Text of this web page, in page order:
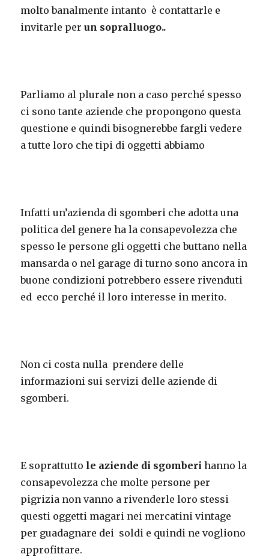
molto banalmente intanto è contattarle e
invitarle perun sopralluogo..
Parliamo al plurale non a caso perché spesso
ci sono tante aziende che propongono questa
questione e quindi bisognerebbe fargli vedere
a tutte loro che tipi di oggetti abbiamo
Infatti un’azienda di sgomberi che adotta una
politica del genere ha la consapevolezza che
spesso le persone gli oggetti che buttano nella
mansarda o nel garage di turno sono ancora in
buone condizioni potrebbero essere rivenduti
ed ecco perché il loro interesse in merito.
Non ci costa nulla prendere delle
informazioni sui servizi delle aziende di
sgomberi.
E soprattutto le aziende di sgomberihanno la
consapevolezza che molte persone per
pigrizia non vanno a rivenderle loro stessi
questi oggetti magari nei mercatini vintage
per guadagnare dei soldi e quindi ne vogliono
approfittare.